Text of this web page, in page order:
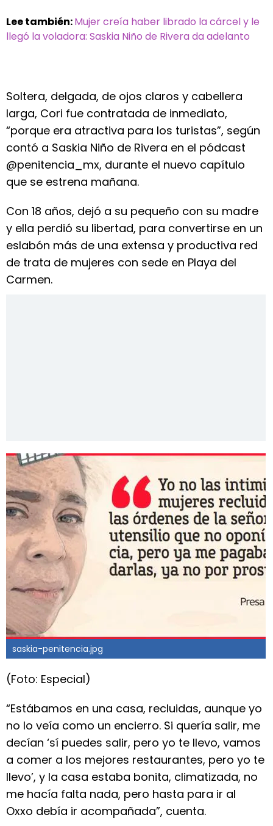
Lee también:Mujer creía haber librado la cárcel y le
llegó la voladora: Saskia Niño de Rivera da adelanto
Soltera, delgada, de ojos claros y cabellera
larga, Cori fue contratada de inmediato,
“porque era atractiva para los turistas”, según
contó a Saskia Niño de Rivera en el pódcast
@penitencia_mx, durante el nuevo capítulo
que se estrena mañana.
Con 18 años, dejó a su pequeño con su madre
y ella perdió su libertad, para convertirse en un
eslabón más de una extensa y productiva red
de trata de mujeres con sede en Playa del
Carmen.
saskia-penitencia.jpg
(Foto: Especial)
“Estábamos en una casa, recluidas, aunque yo
no lo veía como un encierro. Si quería salir, me
decían ‘sí puedes salir, pero yo te llevo, vamos
a comer a los mejores restaurantes, pero yo te
llevo’, y la casa estaba bonita, climatizada, no
me hacía falta nada, pero hasta para ir al
Oxxo debía ir acompañada”, cuenta.